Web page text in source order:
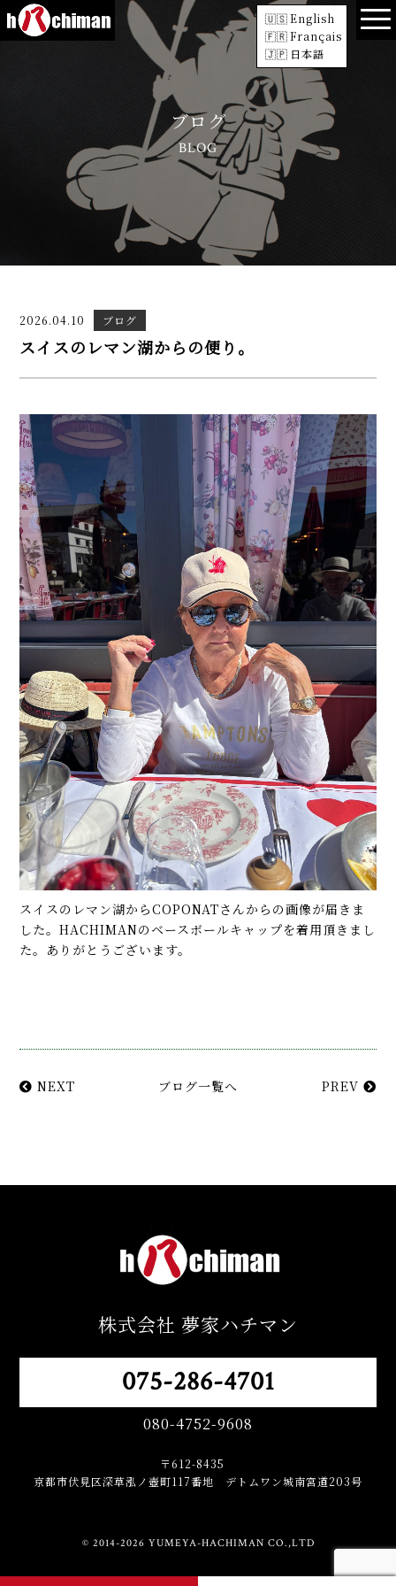
English
Français
日本語
ブログ
BLOG
2026.04.10 ブログ
スイスのレマン湖からの便り。
スイスのレマン湖からCOPONATさんからの画像が届きま
した。HACHIMANのベースボールキャップを着用頂きまし
た。ありがとうございます。
NEXT ブログ一覧へ PREV
株式会社 夢家ハチマン
075-286-4701
080-4752-9608
〒612-8435
京都市伏見区深草泓ノ壺町117番地 デトムワン城南宮道203号
© 2014-2026 YUMEYA-HACHIMAN CO.,LTD